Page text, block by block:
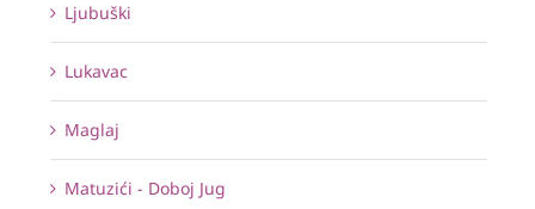
Ljubuški
Lukavac
Maglaj
Matuzići - Doboj Jug